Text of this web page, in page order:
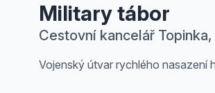
Military tábor
Cestovní kancelář Topinka,
Vojenský útvar rychlého nasazení